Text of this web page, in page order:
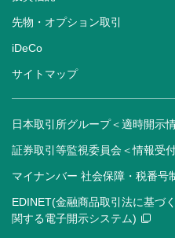
先物・オプション取引
iDeCo
サイトマップ
日本取引所グループ＜適時開示
証券取引等監視委員会＜情報受
マイナンバー 社会保障・税番号
EDINET(金融商品取引法に基づ
関する電子開示システム)